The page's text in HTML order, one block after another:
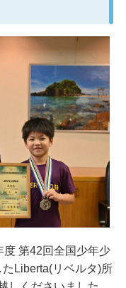
第42回全国少年少
Liberta(リベルタ)所